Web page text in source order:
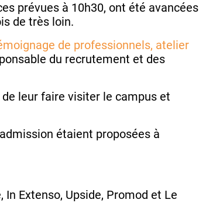
prévues à 10h30, ont été avancées
de très loin.
de professionnels, atelier
du recrutement et des
de leur faire visiter le campus et
étaient proposées à
Extenso, Upside, Promod et Le